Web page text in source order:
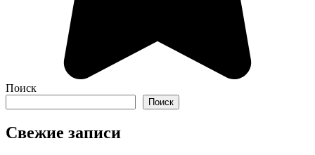
Поиск
Поиск
Свежие записи